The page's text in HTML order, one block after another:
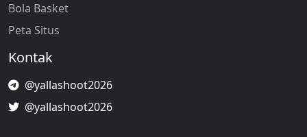
Bola Basket
Peta Situs
Kontak
@yallashoot2026
@yallashoot2026